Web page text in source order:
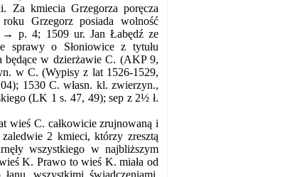
Za kmiecia Grzegorza poręcza
Grzegorz posiada wolność
→ p. 4; 1509 ur. Jan Łabędź ze
sprawy o Słoniowice z tytułu
będące w dzierżawie C. (AKP 9,
w C. (Wypisy z lat 1526-1529,
1530 C. własn. kl. zwierzyn.,
(LK 1 s. 47, 49); sep z 2½ ł.
wieś C. całkowicie zrujnowaną i
2 kmieci, którzy zresztą
wszystkiego w najbliższym
K. Prawo to wieś K. miała od
wszystkimi świadczeniami,